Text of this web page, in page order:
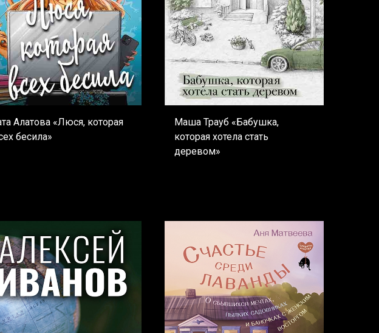
Алатова «Люся, которая
бесила»
Маша Трауб «Бабушка,
которая хотела стать
деревом»